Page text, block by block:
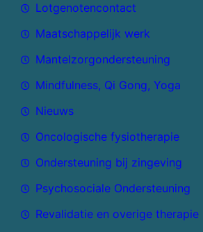
Lotgenotencontact
Maatschappelijk werk
Mantelzorgondersteuning
Mindfulness, Qi Gong, Yoga
Nieuws
Oncologische fysiotherapie
Ondersteuning bij zingeving
Psychosociale Ondersteuning
Revalidatie en overige therapie